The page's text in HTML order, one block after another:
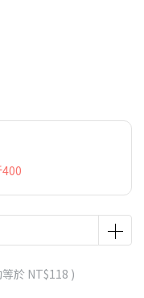
於NT$118 )